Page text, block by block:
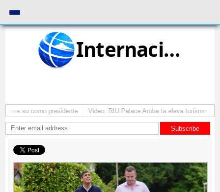
Internacional
su como presidente Video: RIU Palace Aruba ta eleva turismo
Subscribe